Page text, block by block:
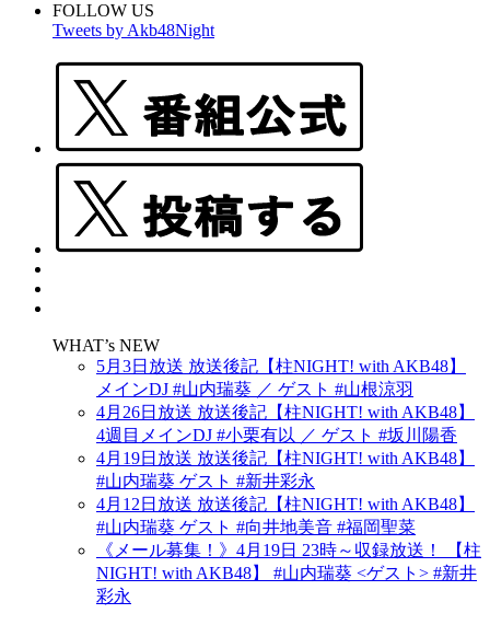
FOLLOW US
Tweets by Akb48Night
WHAT’s NEW
5月3日放送 放送後記【柱NIGHT! with AKB48】
メインDJ #山内瑞葵 ／ ゲスト #山根涼羽
4月26日放送 放送後記【柱NIGHT! with AKB48】
4週目メインDJ #小栗有以 ／ ゲスト #坂川陽香
4月19日放送 放送後記【柱NIGHT! with AKB48】
#山内瑞葵 ゲスト #新井彩永
4月12日放送 放送後記【柱NIGHT! with AKB48】
#山内瑞葵 ゲスト #向井地美音 #福岡聖菜
《メール募集！》4月19日 23時～収録放送！ 【柱
NIGHT! with AKB48】 #山内瑞葵 <ゲスト> #新井
彩永